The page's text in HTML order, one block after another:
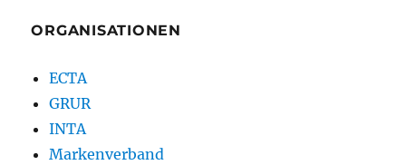
ORGANISATIONEN
ECTA
GRUR
INTA
Markenverband